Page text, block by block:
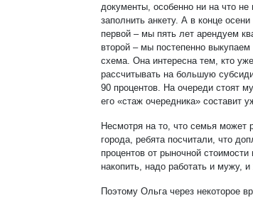
документы, особенно ни на что
заполнить анкету. А в конце
первой – мы пять лет арендуем
второй – мы постепенно
схема. Она интересна тем, кто
рассчитывать на большую
90 процентов. На очереди стоят
его «стаж очередника» составит
Несмотря на то, что семья
города, ребята посчитали, что
процентов от рыночной
накопить, надо работать и мужу, и
Поэтому Ольга через некоторое